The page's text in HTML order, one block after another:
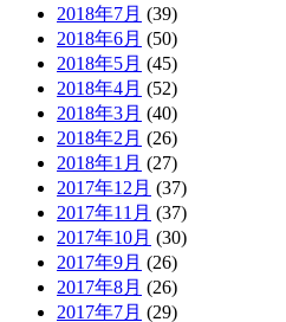
2018年7月 (39)
2018年6月 (50)
2018年5月 (45)
2018年4月 (52)
2018年3月 (40)
2018年2月 (26)
2018年1月 (27)
2017年12月 (37)
2017年11月 (37)
2017年10月 (30)
2017年9月 (26)
2017年8月 (26)
2017年7月 (29)